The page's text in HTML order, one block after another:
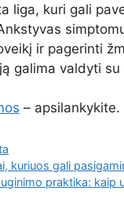
liga, kuri gali
ir pagerinti
galima valdyti
– apsilankykite.
kuriuos gali
praktika: kaip